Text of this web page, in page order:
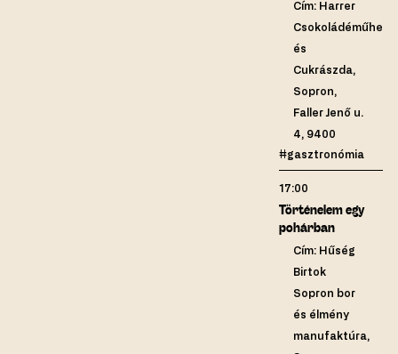
Cím: Harrer
Csokoládéműhely
és
Cukrászda,
Sopron,
Faller Jenő u.
4, 9400
#gasztronómia
17:00
Történelem egy
pohárban
Cím: Hűség
Birtok
Sopron bor
és élmény
manufaktúra,